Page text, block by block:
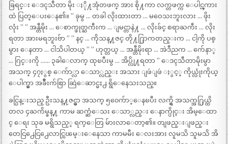
ခြရင္း ေဒၚသီတာ မိုး ႏို႔အုံတဖက္ အား စို႔ကာ လက္တဖက္က ေပါင္ၾကား
ထဲ ပြတ္ေပးေန၏။ ” ခုမွ … တခါ လိုးထားတာ … မဝေသးဘူးလား … ဖိုး
လုံး ” ” အန္တီမိုး … ေစာက္ဖုတ္ႀကီးက … ျမင္တာနဲ႔ … လိုးခ်င္ စရာႀကီး … လိုး
ရတာ အားမရဘူးဗ်ာ ” ” နင္ … ကိုသန္႔ဇင္ တို႔႐ြာကတည္းက … ငါ့ကို ပစ္
မွား ေနတာ … ငါသိပါတယ္ ” ” ဟုတ္တယ္ … အန္တီမိုးရာ … အဲဒီညက … က်ေနာ္
… ဂြင္းကို …… ၃ခါေလာက္ ထုၿပီးမွ … အိပ္လို႔ရတာ ” ေဒၚသီတာမိုးမွာ
အသက္ ၄၇ႏွစ္ ေက်ာ္လာ ေသာ္လည္း အသား ျဖဴျဖဴ ႏွင့္ ကိုယ္လုံးကိုယ္
ေပါက္မွာ အခ်ိဳးက်စြာ ဆြဲေဆာင္မႈ႕ ရွိေနေသးသည္။
ခင္ပြန္းသည္ ဦးသန္႔ဇင္မွာ အသက္ ၅၀ေက်ာ္ေနၿပီး လက္ရွိ အသက္အ႐ြယ္ထိ
တလ ၄ႀကိမ္ခန္႔ ကာမ ဆက္ဆံေသး ေသာ္လည္း ေနာက္ပိုင္း အိမ္ေထာ
င္ ေရး သုခ မရွိသည့္ ရက္ေတြ မ်ားလာေတာ့၏။ တျဖည္းျဖည္း
တေငြ႕ေငြ႕ေလာင္ကြၽမ္းေနေသာ ကာမမီး ေလးအား လူမသိ သူမသိ အိ